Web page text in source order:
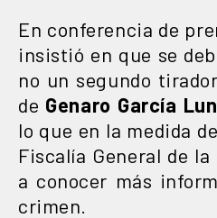
En conferencia de
insistió en que se
no un segundo
de Genaro García
lo que en la medida
Fiscalía General de la
a conocer más
crimen.